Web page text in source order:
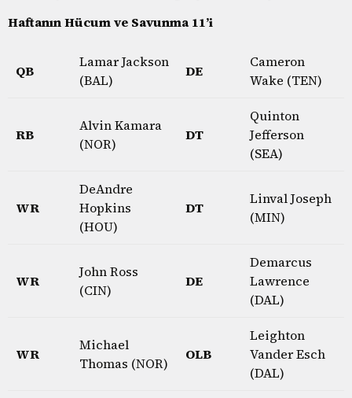
Haftanın Hücum ve Savunma 11’i
QB
Lamar Jackson
(BAL)
DE
Cameron
Wake (TEN)
RB
Alvin Kamara
(NOR)
DT
Quinton
Jefferson
(SEA)
WR
DeAndre
Hopkins
(HOU)
DT
Linval Joseph
(MIN)
WR
John Ross
(CIN)
DE
Demarcus
Lawrence
(DAL)
WR
Michael
Thomas (NOR)
OLB
Leighton
Vander Esch
(DAL)